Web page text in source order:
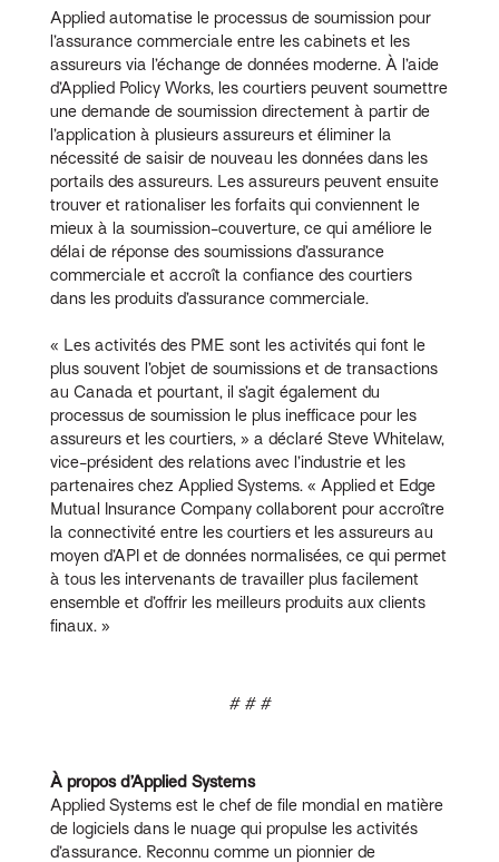
Applied automatise le processus de soumission pour
l’assurance commerciale entre les cabinets et les
assureurs via l’échange de données moderne. À l’aide
d’Applied Policy Works, les courtiers peuvent soumettre
une demande de soumission directement à partir de
l’application à plusieurs assureurs et éliminer la
nécessité de saisir de nouveau les données dans les
portails des assureurs. Les assureurs peuvent ensuite
trouver et rationaliser les forfaits qui conviennent le
mieux à la soumission-couverture, ce qui améliore le
délai de réponse des soumissions d’assurance
commerciale et accroît la confiance des courtiers
dans les produits d’assurance commerciale.
« Les activités des PME sont les activités qui font le
plus souvent l’objet de soumissions et de transactions
au Canada et pourtant, il s’agit également du
processus de soumission le plus inefficace pour les
assureurs et les courtiers, » a déclaré Steve Whitelaw,
vice-président des relations avec l’industrie et les
partenaires chez Applied Systems. « Applied et Edge
Mutual Insurance Company collaborent pour accroître
la connectivité entre les courtiers et les assureurs au
moyen d’API et de données normalisées, ce qui permet
à tous les intervenants de travailler plus facilement
ensemble et d’offrir les meilleurs produits aux clients
finaux. »
# # #
À propos d’Applied Systems
Applied Systems est le chef de file mondial en matière
de logiciels dans le nuage qui propulse les activités
d’assurance. Reconnu comme un pionnier de